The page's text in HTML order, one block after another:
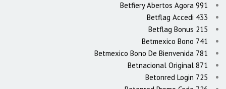
Betfiery Abertos Agora 991
Betflag Accedi 433
Betflag Bonus 215
Betmexico Bono 741
Betmexico Bono De Bienvenida 781
Betnacional Original 871
Betonred Login 725